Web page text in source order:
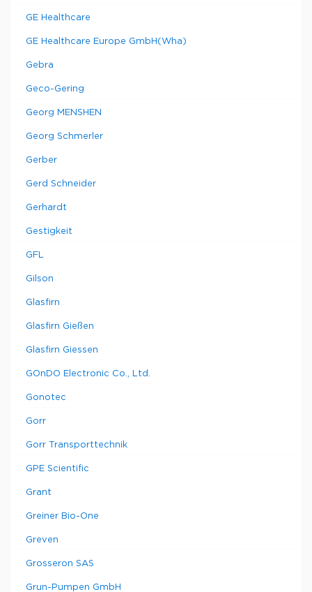
GE Healthcare
GE Healthcare Europe GmbH(Wha)
Gebra
Geco-Gering
Georg MENSHEN
Georg Schmerler
Gerber
Gerd Schneider
Gerhardt
Gestigkeit
GFL
Gilson
Glasfirn
Glasfirn Gießen
Glasfirn Giessen
GOnDO Electronic Co., Ltd.
Gonotec
Gorr
Gorr Transporttechnik
GPE Scientific
Grant
Greiner Bio-One
Greven
Grosseron SAS
Grun-Pumpen GmbH